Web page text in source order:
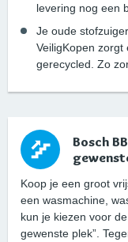
levering nog een
Je oude
VeiligKopen
gerecycled. Zo
Bosch
Koop je een groot
een wasmachine,
kun je kiezen voor
gewenste plek”.